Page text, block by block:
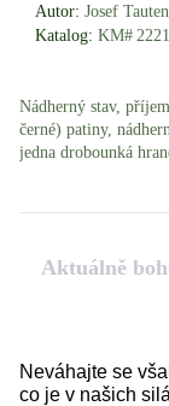
Autor: Josef
Katalog: KM# 2221
Nádherný stav,
černé) patiny,
jedna drobounká
Aktuálně
Neváhajte se
co je v našich